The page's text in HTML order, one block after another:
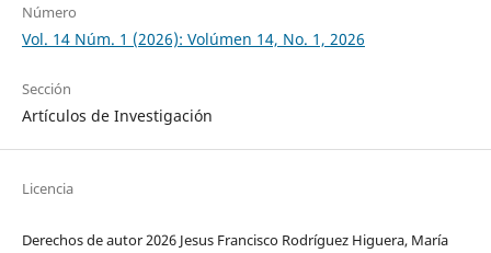
Número
Vol. 14 Núm. 1 (2026): Volúmen 14, No. 1, 2026
Sección
Artículos de Investigación
Licencia
Derechos de autor 2026 Jesus Francisco Rodríguez Higuera, María